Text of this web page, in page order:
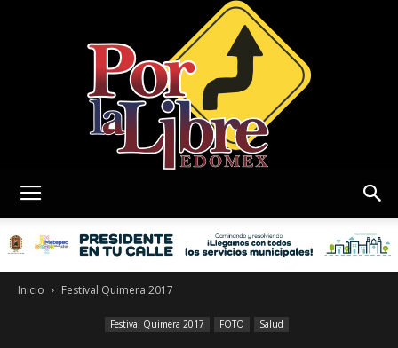
Inicio Festival Quimera 2017
Festival Quimera 2017 FOTO Salud